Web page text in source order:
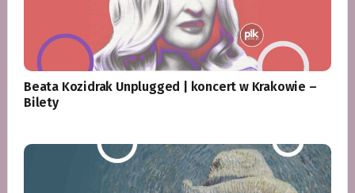
Beata Kozidrak Unplugged | koncert w Krakowie –
Bilety